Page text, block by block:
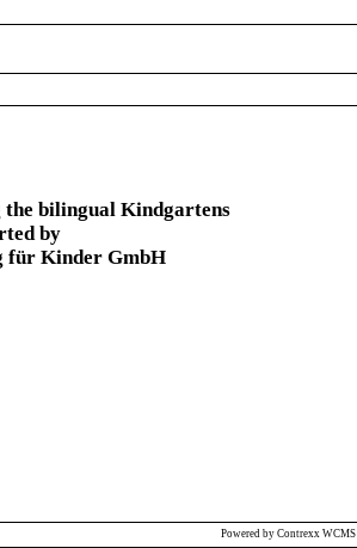
bilingual Kindgartens
by
für Kinder GmbH
Powered by Contrexx WCMS